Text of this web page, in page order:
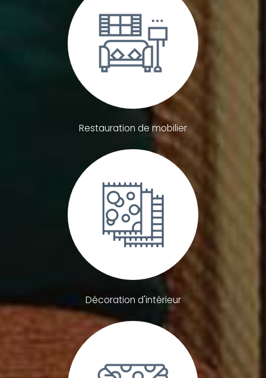
Restauration de mobilier
Décoration d'intérieur